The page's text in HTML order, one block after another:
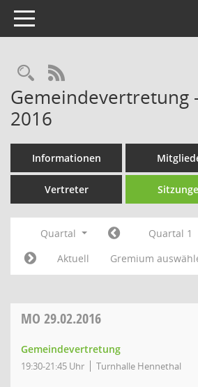
Toggle navigation
Rechercheauswahl
RSS-Feed
Gemeindevertretung
2016
Informationen
Vertreter
Quartal Quartal 1
Aktuell
Gremium
MO 29.02.2016
Gemeindevertretung
19:30-21:45 Uhr Turnhalle Hennethal